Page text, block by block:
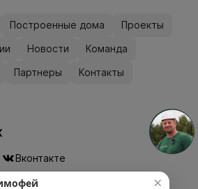
Построенные дома
Проекты
Новости
Команда
Партнеры Контакты
Вконтакте
Дзен ×